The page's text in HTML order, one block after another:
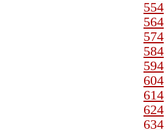
554
564
574
584
594
604
614
624
634